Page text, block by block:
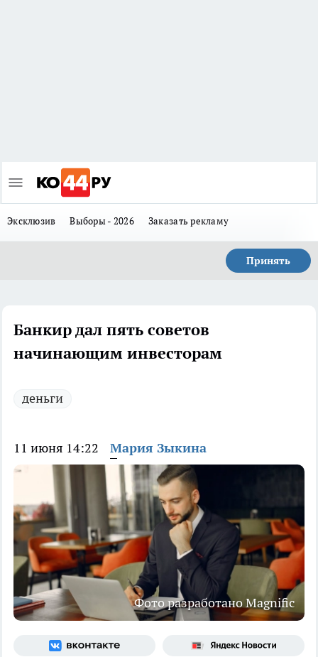
Эксклюзив Выборы - 2026 Заказать рекламу
Принять
Банкир дал пять советов
начинающим инвесторам
деньги
11 июня 14:22 Мария Зыкина
Фото разработано Magnific